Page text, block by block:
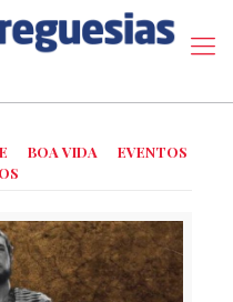
BOA VIDA
EVENTOS